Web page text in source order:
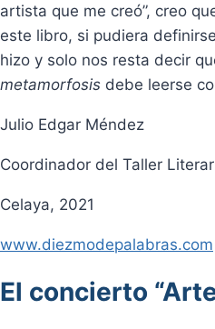
artista que me creó”, creo
este libro, si pudiera
hizo y solo nos resta decir
metamorfosis debe leerse
Julio Edgar Méndez
Coordinador del Taller
Celaya, 2021
www.diezmodepalabras.com
El concierto